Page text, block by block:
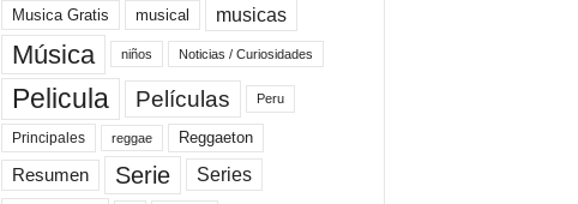
Musica Gratis musical musicas
Música niños Noticias / Curiosidades
Pelicula Películas Peru
Principales reggae Reggaeton
Resumen Serie Series